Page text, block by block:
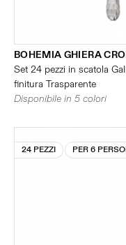
BOHEMIA GHIERA
Set 24 pezzi in scatola
finitura Trasparente
Disponibile in 5 colori
24 PEZZI PER 6